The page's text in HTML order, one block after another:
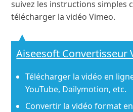
suivez les instructions simples
télécharger la vidéo Vimeo.
Aiseesoft Convertisseur
Télécharger la vidéo en
YouTube, Dailymotion, etc.
Convertir la vidéo format